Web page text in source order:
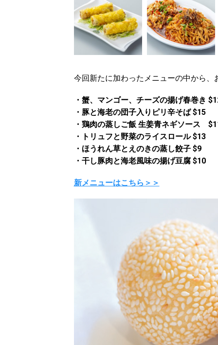
今回新たに加わったメニューの中から
・蟹、マンゴー、チーズの揚げ春巻き
・豚と海老の団子入りピリ辛そば $15
・鶏肉の蒸しご飯 生姜青ネギソース
・トリュフと野菜のライスロール $13
・ほうれん草とえのきの蒸し餃子 $9
・干し豚肉と海老風味の揚げ豆腐 $10
新メニューはこちら＞＞